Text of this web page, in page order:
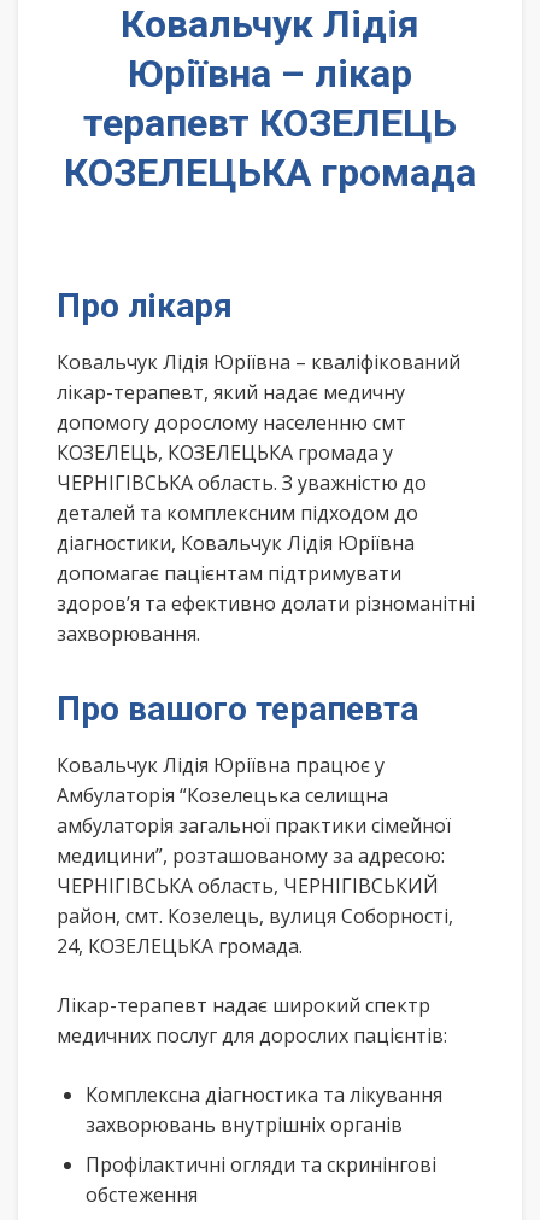
Ковальчук Лідія
Юріївна – лікар
терапевт КОЗЕЛЕЦЬ
КОЗЕЛЕЦЬКА громада
Про лікаря
Ковальчук Лідія Юріївна – кваліфікований
лікар-терапевт, який надає медичну
допомогу дорослому населенню смт
КОЗЕЛЕЦЬ, КОЗЕЛЕЦЬКА громада у
ЧЕРНІГІВСЬКА область. З уважністю до
деталей та комплексним підходом до
діагностики, Ковальчук Лідія Юріївна
допомагає пацієнтам підтримувати
здоров’я та ефективно долати різноманітні
захворювання.
Про вашого терапевта
Ковальчук Лідія Юріївна працює у
Амбулаторія “Козелецька селищна
амбулаторія загальної практики сімейної
медицини”, розташованому за адресою:
ЧЕРНІГІВСЬКА область, ЧЕРНІГІВСЬКИЙ
район, смт. Козелець, вулиця Соборності,
24, КОЗЕЛЕЦЬКА громада.
Лікар-терапевт надає широкий спектр
медичних послуг для дорослих пацієнтів:
Комплексна діагностика та лікування
захворювань внутрішніх органів
Профілактичні огляди та скринінгові
обстеження